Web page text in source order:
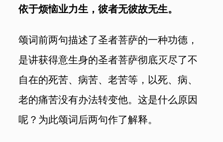
依于烦恼业力生，彼者无彼故无生。
颂词前两句描述了圣者菩萨的一种功德，
是讲获得意生身的圣者菩萨彻底灭尽了不
自在的死苦、病苦、老苦等，以死、病、
老的痛苦没有办法转变他。这是什么原因
呢？为此颂词后两句作了解释。